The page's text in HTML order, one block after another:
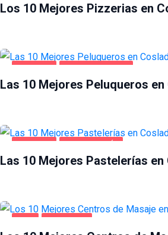
Los 10 Mejores Pizzerias en
COSLADA SALUD Y BELLEZA
Las 10 Mejores Peluqueros en
COSLADA GASTRONOMÍA
Las 10 Mejores Pastelerías en
OCIO ZARAGOZA